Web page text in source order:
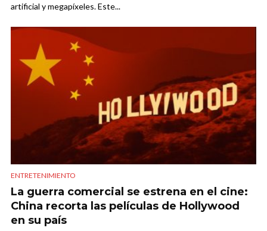
artificial y megapíxeles. Este...
ENTRETENIMIENTO
La guerra comercial se estrena en el cine:
China recorta las películas de Hollywood
en su país